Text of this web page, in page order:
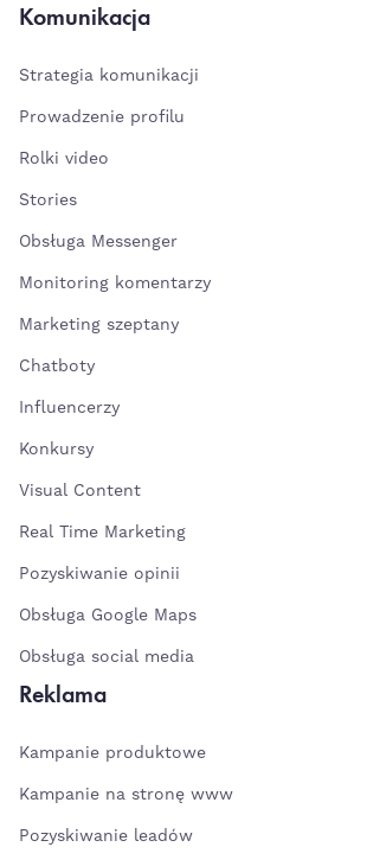
Komunikacja
Strategia komunikacji
Prowadzenie profilu
Rolki video
Stories
Obsługa Messenger
Monitoring komentarzy
Marketing szeptany
Chatboty
Influencerzy
Konkursy
Visual Content
Real Time Marketing
Pozyskiwanie opinii
Obsługa Google Maps
Obsługa social media
Reklama
Kampanie produktowe
Kampanie na stronę www
Pozyskiwanie leadów